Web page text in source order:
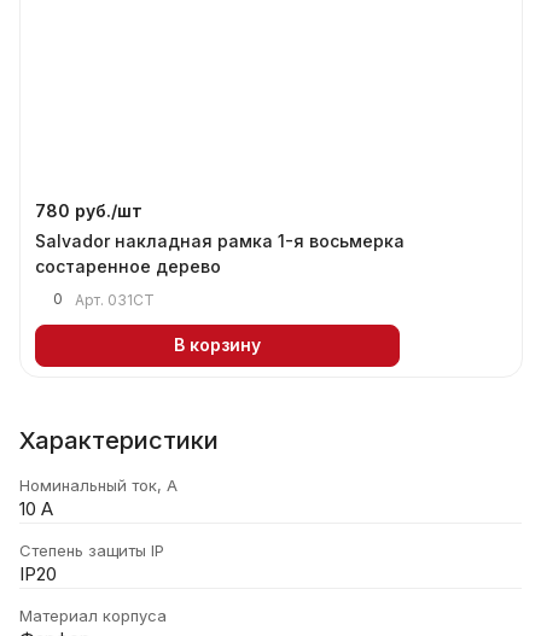
780 руб./шт
Salvador накладная рамка 1-я восьмерка
состаренное дерево
0 Арт. 031СТ
В корзину
Характеристики
Номинальный ток, А
10 А
Степень защиты IP
IP20
Материал корпуса